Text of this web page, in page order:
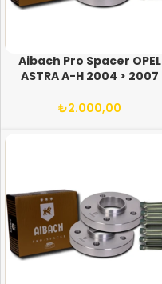
Aibach Pro Spacer OPEL
ASTRA A-H 2004 > 2007
12X1.50 BİJON
₺2.000,00